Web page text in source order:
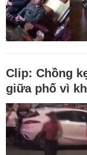
Clip: Chồng
giữa phố vì